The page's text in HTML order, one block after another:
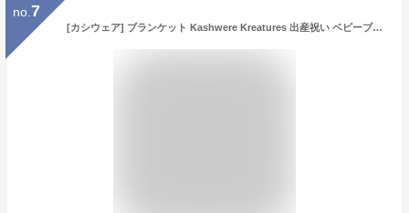
no. 7
[カシウェア] ブランケット Kashwere Kreatures 出産祝い ベビーブランケット ギフト KK-60-19-215 Cat [並行輸入品]